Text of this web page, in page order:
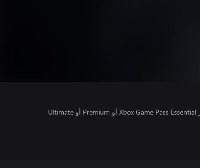
تتطلب اللعبة متعددة اللاعبين عبر الإنترنت توفر Xbox Game Pass Essential أو Premium أو Ultimate